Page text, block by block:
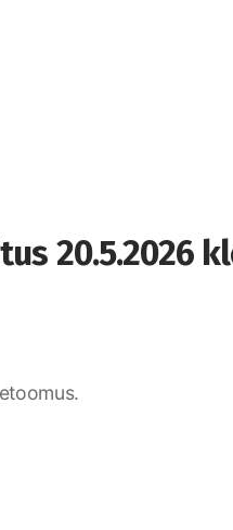
20.5.2026